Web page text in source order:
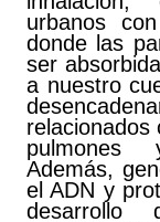
urbanos
donde las
ser
a nuestro
relacionados
pulmones
Además,
el ADN y
desarrollo